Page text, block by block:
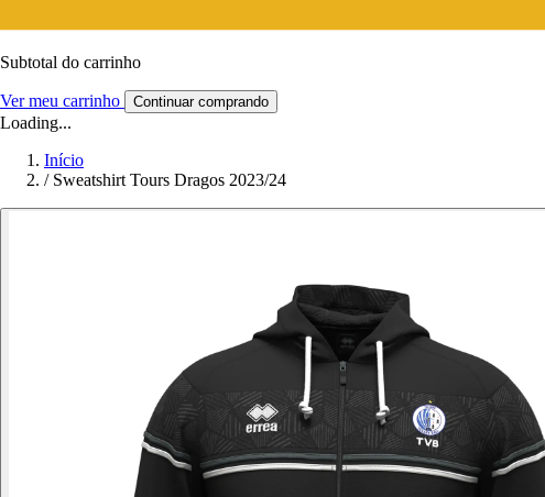
Subtotal do carrinho
Ver meu carrinho Continuar comprando
Loading...
Início
/ Sweatshirt Tours Dragos 2023/24